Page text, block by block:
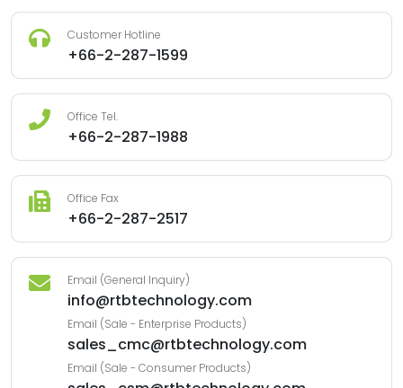
Customer Hotline
+66-2-287-1599
Office Tel.
+66-2-287-1988
Office Fax
+66-2-287-2517
Email (General Inquiry)
info@rtbtechnology.com
Email (Sale - Enterprise Products)
sales_cmc@rtbtechnology.com
Email (Sale - Consumer Products)